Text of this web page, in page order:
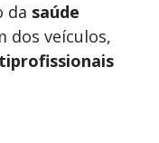
da saúde
dos veículos,